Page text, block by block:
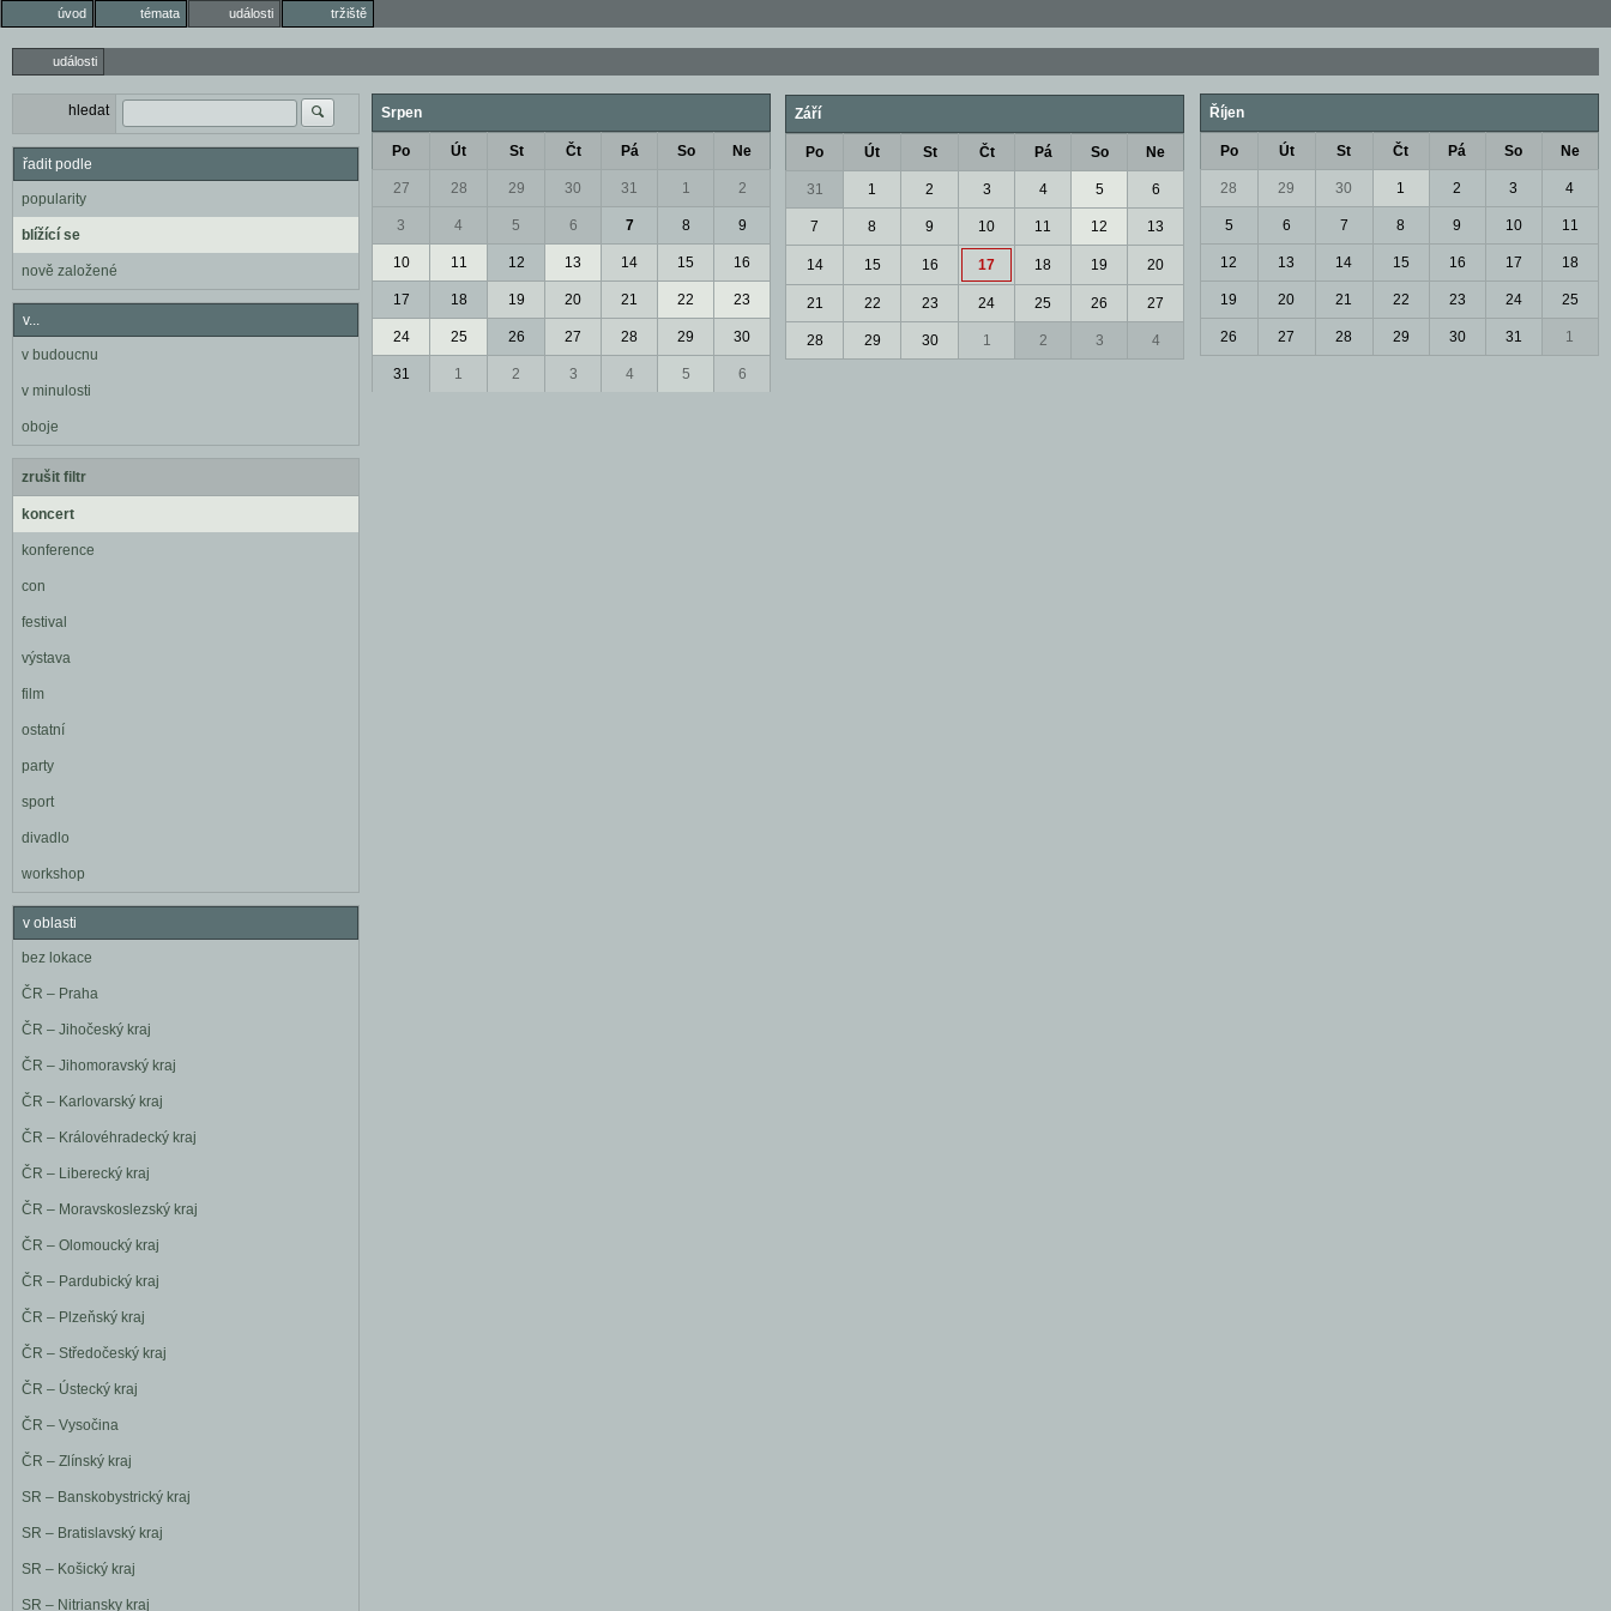
úvod témata události tržiště
události
hledat
řadit podle
popularity
blížící se
nově založené
v...
v budoucnu
v minulosti
oboje
zrušit filtr
koncert
konference
con
festival
výstava
film
ostatní
party
sport
divadlo
workshop
v oblasti
bez lokace
ČR – Praha
ČR – Jihočeský kraj
ČR – Jihomoravský kraj
ČR – Karlovarský kraj
ČR – Královéhradecký kraj
ČR – Liberecký kraj
ČR – Moravskoslezský kraj
ČR – Olomoucký kraj
ČR – Pardubický kraj
ČR – Plzeňský kraj
ČR – Středočeský kraj
ČR – Ústecký kraj
ČR – Vysočina
ČR – Zlínský kraj
SR – Banskobystrický kraj
SR – Bratislavský kraj
SR – Košický kraj
SR – Nitriansky kraj
Srpen
Po Út St Čt Pá So Ne
27 28 29 30 31 1 2
3 4 5 6 7 8 9
10 11 12 13 14 15 16
17 18 19 20 21 22 23
24 25 26 27 28 29 30
31 1 2 3 4 5 6
Září
Po Út St Čt Pá So Ne
31 1 2 3 4 5 6
7 8 9 10 11 12 13
14 15 16 17 18 19 20
21 22 23 24 25 26 27
28 29 30 1 2 3 4
Říjen
Po Út St Čt Pá So Ne
28 29 30 1 2 3 4
5 6 7 8 9 10 11
12 13 14 15 16 17 18
19 20 21 22 23 24 25
26 27 28 29 30 31 1